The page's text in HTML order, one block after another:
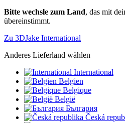
Bitte wechsle zum Land, das mit
übereinstimmt.
Zu 3DJake International
Anderes Lieferland wählen
International
Belgien
Belgique
België
България
Česká